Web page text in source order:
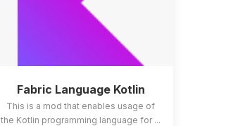
Fabric Language Kotlin
This is a mod that enables usage of
the Kotlin programming language for ...